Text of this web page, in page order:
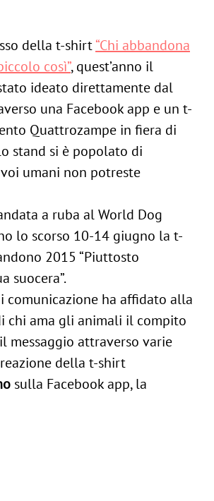
Follow us:
della t-shirt“Chi abbandona
così”, quest’anno il
ideato direttamente dal
una Facebook app e un t-
Quattrozampe in fiera di
stand si è popolato di
umani non potreste
a ruba al World Dog
lo scorso 10-14 giugno la t-
2015 “Piuttosto
suocera”.
comunicazione ha affidato alla
chi ama gli animali il compito
messaggio attraverso varie
della t-shirt
sulla Facebook app, la